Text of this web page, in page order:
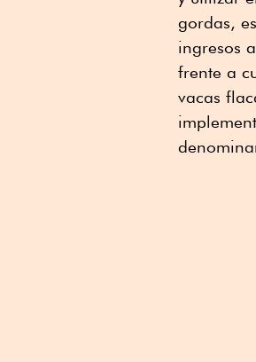
gordas,
ingresos
frente a
vacas